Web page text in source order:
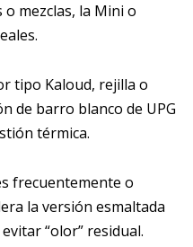
mezclas, la Mini o
tipo Kaloud, rejilla o
de barro blanco de UPG
térmica.
frecuentemente o
la versión esmaltada
“olor” residual.